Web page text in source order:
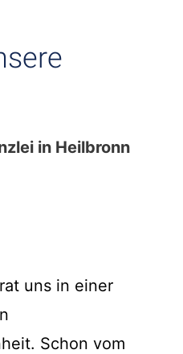
in Heilbronn
uns in einer
Schon vom